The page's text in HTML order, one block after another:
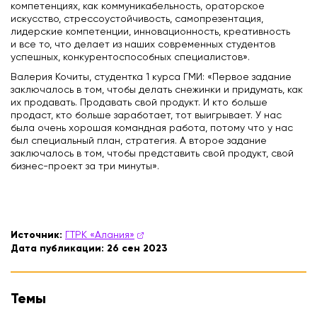
компетенциях, как коммуникабельность, ораторское
искусство, стрессоустойчивость, самопрезентация,
лидерские компетенции, инновационность, креативность
и все то, что делает из наших современных студентов
успешных, конкурентоспособных специалистов».
Валерия Кочиты, студентка 1 курса ГМИ: «Первое задание
заключалось в том, чтобы делать снежинки и придумать, как
их продавать. Продавать свой продукт. И кто больше
продаст, кто больше заработает, тот выигрывает. У нас
была очень хорошая командная работа, потому что у нас
был специальный план, стратегия. А второе задание
заключалось в том, чтобы представить свой продукт, свой
бизнес-проект за три минуты».
Источник: ГТРК «Алания»
Дата публикации: 26 сен 2023
Темы